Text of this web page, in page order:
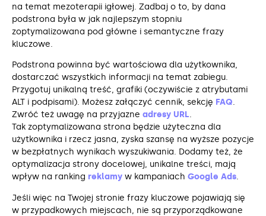
na temat mezoterapii igłowej. Zadbaj o to, by dana
podstrona była w jak najlepszym stopniu
zoptymalizowana pod główne i semantyczne frazy
kluczowe.
Podstrona powinna być wartościowa dla użytkownika,
dostarczać wszystkich informacji na temat zabiegu.
Przygotuj unikalną treść, grafiki (oczywiście z atrybutami
ALT i podpisami). Możesz załączyć cennik, sekcję FAQ.
Zwróć też uwagę na przyjazne adresy URL.
Tak zoptymalizowana strona będzie użyteczna dla
użytkownika i rzecz jasna, zyska szansę na wyższe pozycje
w bezpłatnych wynikach wyszukiwania. Dodamy też, że
optymalizacja strony docelowej, unikalne treści, mają
wpływ na ranking reklamy w kampaniach Google Ads.
Jeśli więc na Twojej stronie frazy kluczowe pojawiają się
w przypadkowych miejscach, nie są przyporządkowane